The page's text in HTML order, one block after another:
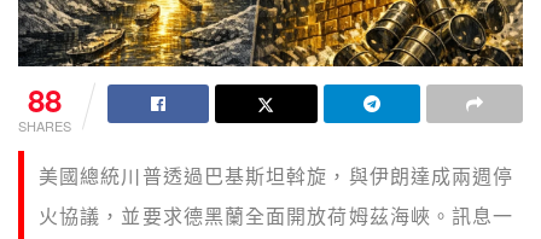
88
SHARES
美國總統川普透過巴基斯坦斡旋，與伊朗達成兩週停
火協議，並要求德黑蘭全面開放荷姆茲海峽。訊息一